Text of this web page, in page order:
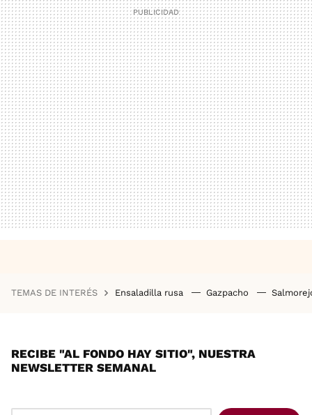
TEMAS DE INTERÉS Ensaladilla rusa Gazpacho
RECIBE "AL FONDO HAY SITIO", NUESTRA
NEWSLETTER SEMANAL